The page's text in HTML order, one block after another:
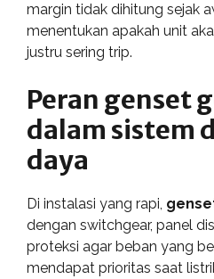
margin tidak dihitung sejak
menentukan apakah unit
justru sering trip.
Peran genset
dalam sistem
daya
Di instalasi yang rapi,
dengan switchgear, panel
proteksi agar beban yang
mendapat prioritas saat